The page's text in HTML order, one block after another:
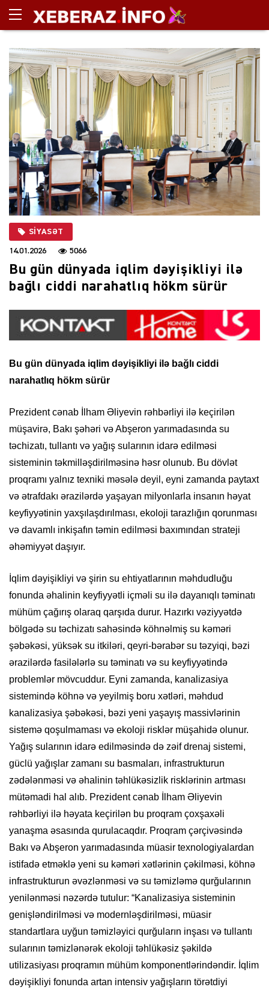
SIYASƏT
14.01.2026 5066
Bu gün dünyada iqlim dəyişikliyi ilə
bağlı ciddi narahatlıq hökm sürür
Bu gün dünyada iqlim dəyişikliyi ilə bağlı ciddi
narahatlıq hökm sürür
Prezident cənab İlham Əliyevin rəhbərliyi ilə keçirilən
müşavirə, Bakı şəhəri və Abşeron yarımadasında su
təchizatı, tullantı və yağış sularının idarə edilməsi
sisteminin təkmilləşdirilməsinə həsr olunub. Bu dövlət
proqramı yalnız texniki məsələ deyil, eyni zamanda paytaxt
və ətrafdakı ərazilərdə yaşayan milyonlarla insanın həyat
keyfiyyətinin yaxşılaşdırılması, ekoloji tarazlığın qorunması
və davamlı inkişafın təmin edilməsi baxımından strateji
əhəmiyyət daşıyır.
İqlim dəyişikliyi və şirin su ehtiyatlarının məhdudluğu
fonunda əhalinin keyfiyyətli içməli su ilə dayanıqlı təminatı
mühüm çağırış olaraq qarşıda durur. Hazırkı vəziyyətdə
bölgədə su təchizatı sahəsində köhnəlmiş su kəməri
şəbəkəsi, yüksək su itkiləri, qeyri-bərabər su təzyiqi, bəzi
ərazilərdə fasilələrlə su təminatı və su keyfiyyətində
problemlər mövcuddur. Eyni zamanda, kanalizasiya
sistemində köhnə və yeyilmiş boru xətləri, məhdud
kanalizasiya şəbəkəsi, bəzi yeni yaşayış massivlərinin
sistemə qoşulmaması və ekoloji risklər müşahidə olunur.
Yağış sularının idarə edilməsində də zəif drenaj sistemi,
güclü yağışlar zamanı su basmaları, infrastrukturun
zədələnməsi və əhalinin təhlükəsizlik risklərinin artması
mütəmadi hal alıb. Prezident cənab İlham Əliyevin
rəhbərliyi ilə həyata keçirilən bu proqram çoxşaxəli
yanaşma əsasında qurulacaqdır. Proqram çərçivəsində
Bakı və Abşeron yarımadasında müasir texnologiyalardan
istifadə etməklə yeni su kəməri xətlərinin çəkilməsi, köhnə
infrastrukturun əvəzlənməsi və su təmizləmə qurğularının
yenilənməsi nəzərdə tutulur: “Kanalizasiya sisteminin
genişləndirilməsi və modernləşdirilməsi, müasir
standartlara uyğun təmizləyici qurğuların inşası və tullantı
sularının təmizlənərək ekoloji təhlükəsiz şəkildə
utilizasiyası proqramın mühüm komponentlərindəndir. İqlim
dəyişikliyi fonunda artan intensiv yağışların törətdiyi